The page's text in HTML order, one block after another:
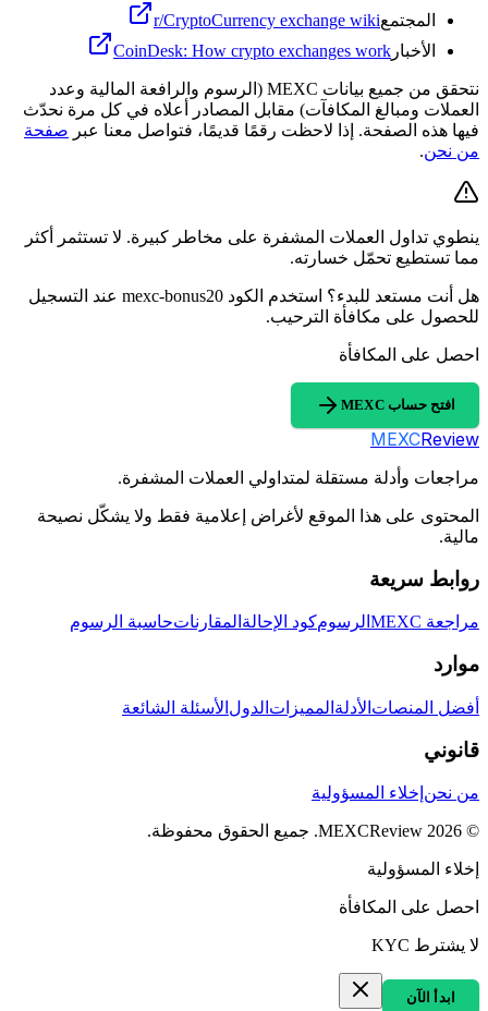
المجتمعr/CryptoCurrency exchange wiki
الأخبار CoinDesk: How crypto exchanges work
نتحقق من جميع بيانات MEXC (الرسوم والرافعة المالية وعدد
العملات ومبالغ المكافآت) مقابل المصادر أعلاه في كل مرة نحدّث
فيها هذه الصفحة. إذا لاحظت رقمًا قديمًا، فتواصل معنا عبر صفحة
من نحن.
ينطوي تداول العملات المشفرة على مخاطر كبيرة. لا تستثمر أكثر
مما تستطيع تحمّل خسارته.
هل أنت مستعد للبدء؟ استخدم الكود mexc-bonus20 عند التسجيل
للحصول على مكافأة الترحيب.
احصل على المكافأة
افتح حساب MEXC
MEXCReview
مراجعات وأدلة مستقلة لمتداولي العملات المشفرة.
المحتوى على هذا الموقع لأغراض إعلامية فقط ولا يشكّل نصيحة
مالية.
روابط سريعة
مراجعة MEXC الرسومكود الإحالة المقارناتحاسبة الرسوم
موارد
أفضل المنصات الأدلة المميزات الدول الأسئلة الشائعة
قانوني
من نحن إخلاء المسؤولية
©
2026
MEXCReview
. جميع الحقوق محفوظة.
إخلاء المسؤولية
احصل على المكافأة
لا يشترط KYC
ابدأ الآن